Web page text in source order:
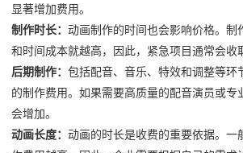
显著增加费用。
制作时长： 动画制作的时间也会影响价格。制
和时间成本就越高，因此，紧急项目通常会收
后期制作： 包括配音、音乐、特效和调整等环
的制作费用。如果需要高质量的配音演员或专
会增加。
动画长度： 动画的时长是收费的重要依据。一